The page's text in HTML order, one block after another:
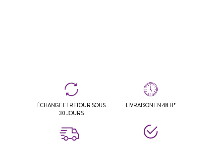
ÉCHANGE ET RETOUR SOUS
30 JOURS
LIVRAISON EN 48 H*